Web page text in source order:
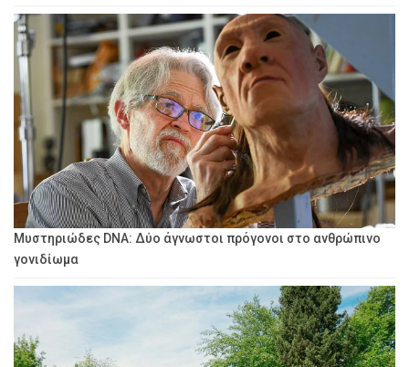
Μυστηριώδες DNA: Δύο άγνωστοι πρόγονοι στο ανθρώπινο
γονιδίωμα